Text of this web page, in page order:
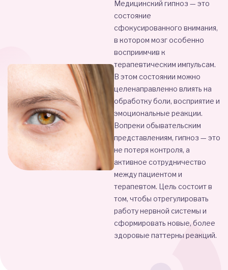
Медицинский гипноз — это
состояние
сфокусированного внимания,
в котором мозг особенно
восприимчив к
терапевтическим импульсам.
В этом состоянии можно
целенаправленно влиять на
обработку боли, восприятие и
эмоциональные реакции.
Вопреки обывательским
представлениям, гипноз — это
не потеря контроля, а
активное сотрудничество
между пациентом и
терапевтом. Цель состоит в
том, чтобы отрегулировать
работу нервной системы и
сформировать новые, более
здоровые паттерны реакций.